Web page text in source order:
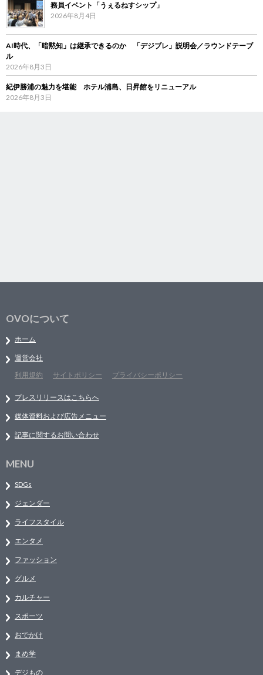
務員イベント「うぇるねすシップ」
2026年8月4日
AI時代、「暗黙知」は継承できるのか 「デジブレ」説明会／ラウンドテーブ
ル
2026年8月3日
紀伊勝浦の魅力を堪能 ホテル浦島、日昇館をリニューアル
2026年8月3日
OVOについて
ホーム
運営会社
利用規約
サイトポリシー プライバシーポリシー
プレスリリースはこちらへ
媒体資料および広告メニュー
記事に関するお問い合わせ
MENU
SDGs
ジェンダー
ライフスタイル
エンタメ
ファッション
グルメ
カルチャー
スポーツ
おでかけ
まめ学
デジもの